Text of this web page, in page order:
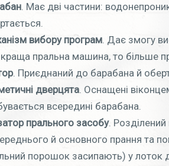
. Має дві частини:
вибору програм. Дає змогу
пральна машина, то більше
. Приєднаний до барабана й
дверцята. Оснащені
всередині барабана.
прального засобу. Розділений
й основного прання та
порошок засипають) у лоток